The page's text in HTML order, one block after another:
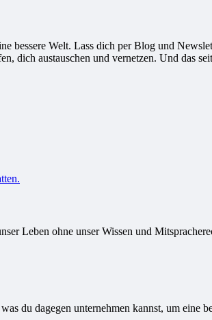
bessere Welt. Lass dich per Blog und
dich austauschen und vernetzen. Und das
Leben ohne unser Wissen und
du dagegen unternehmen kannst, um eine